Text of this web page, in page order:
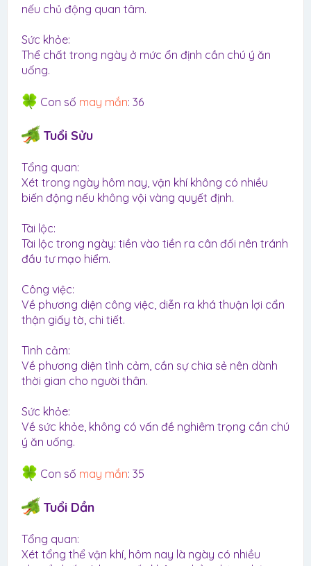
nếu chủ động quan tâm.
Sức khỏe:
Thể chất trong ngày ở mức ổn định cần chú ý ăn
uống.
Con số may mắn: 36
Tuổi Sửu
Tổng quan:
Xét trong ngày hôm nay, vận khí không có nhiều
biến động nếu không vội vàng quyết định.
Tài lộc:
Tài lộc trong ngày: tiền vào tiền ra cân đối nên tránh
đầu tư mạo hiểm.
Công việc:
Về phương diện công việc, diễn ra khá thuận lợi cẩn
thận giấy tờ, chi tiết.
Tình cảm:
Về phương diện tình cảm, cần sự chia sẻ nên dành
thời gian cho người thân.
Sức khỏe:
Về sức khỏe, không có vấn đề nghiêm trọng cần chú
ý ăn uống.
Con số may mắn: 35
Tuổi Dần
Tổng quan:
Xét tổng thể vận khí, hôm nay là ngày có nhiều